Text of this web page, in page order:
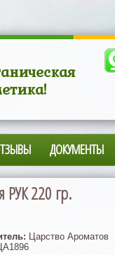
ДОКУМЕНТЫ
РУК 220 гр.
Царство Ароматов